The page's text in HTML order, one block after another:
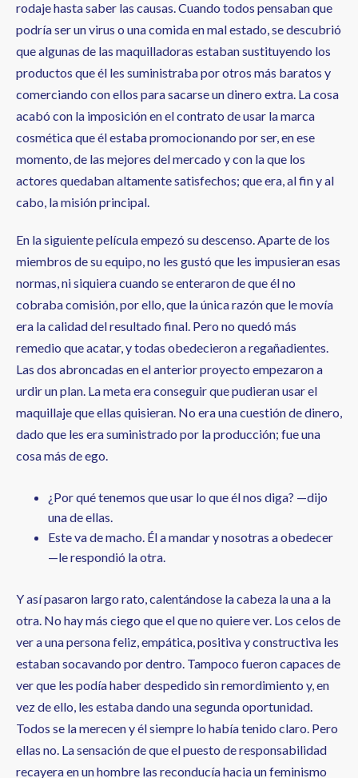
rodaje hasta saber las causas. Cuando todos pensaban que
podría ser un virus o una comida en mal estado, se descubrió
que algunas de las maquilladoras estaban sustituyendo los
productos que él les suministraba por otros más baratos y
comerciando con ellos para sacarse un dinero extra. La cosa
acabó con la imposición en el contrato de usar la marca
cosmética que él estaba promocionando por ser, en ese
momento, de las mejores del mercado y con la que los
actores quedaban altamente satisfechos; que era, al fin y al
cabo, la misión principal.
En la siguiente película empezó su descenso. Aparte de los
miembros de su equipo, no les gustó que les impusieran esas
normas, ni siquiera cuando se enteraron de que él no
cobraba comisión, por ello, que la única razón que le movía
era la calidad del resultado final. Pero no quedó más
remedio que acatar, y todas obedecieron a regañadientes.
Las dos abroncadas en el anterior proyecto empezaron a
urdir un plan. La meta era conseguir que pudieran usar el
maquillaje que ellas quisieran. No era una cuestión de dinero,
dado que les era suministrado por la producción; fue una
cosa más de ego.
¿Por qué tenemos que usar lo que él nos diga? —dijo
una de ellas.
Este va de macho. Él a mandar y nosotras a obedecer
—le respondió la otra.
Y así pasaron largo rato, calentándose la cabeza la una a la
otra. No hay más ciego que el que no quiere ver. Los celos de
ver a una persona feliz, empática, positiva y constructiva les
estaban socavando por dentro. Tampoco fueron capaces de
ver que les podía haber despedido sin remordimiento y, en
vez de ello, les estaba dando una segunda oportunidad.
Todos se la merecen y él siempre lo había tenido claro. Pero
ellas no. La sensación de que el puesto de responsabilidad
recayera en un hombre las reconducía hacia un feminismo